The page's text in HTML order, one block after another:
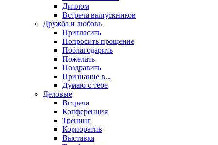
Диплом
Встреча выпускников
Дружба и любовь
Пригласить
Попросить прощение
Поблагодарить
Пожелать
Поздравить
Признание в...
Думаю о тебе
Деловые
Встреча
Конференция
Тренинг
Корпоратив
Выставка